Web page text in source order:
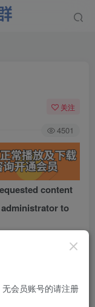
关注
4501
content
to
会员账号的请注册